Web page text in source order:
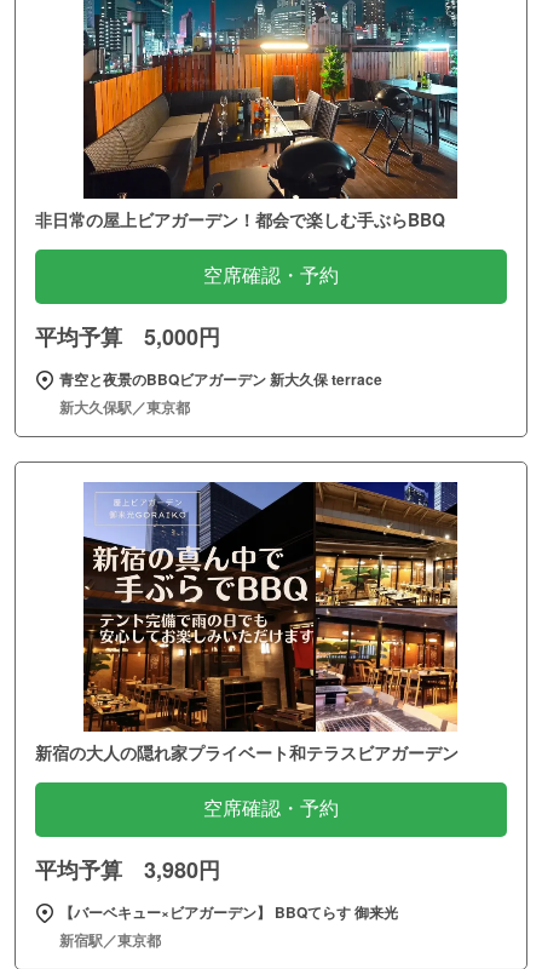
非日常の屋上ビアガーデン！都会で楽しむ手ぶらBBQ
空席確認・予約
平均予算 5,000円
青空と夜景のBBQビアガーデン 新大久保 terrace
新大久保駅／東京都
新宿の大人の隠れ家プライベート和テラスビアガーデン
空席確認・予約
平均予算 3,980円
【バーベキュー×ビアガーデン】 BBQてらす 御来光
新宿駅／東京都